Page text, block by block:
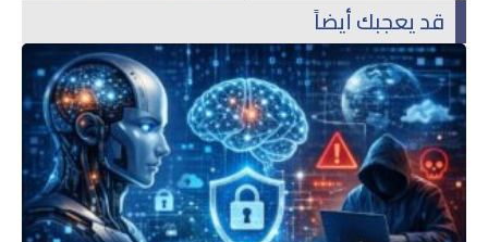
قد يعجبك أيضاً